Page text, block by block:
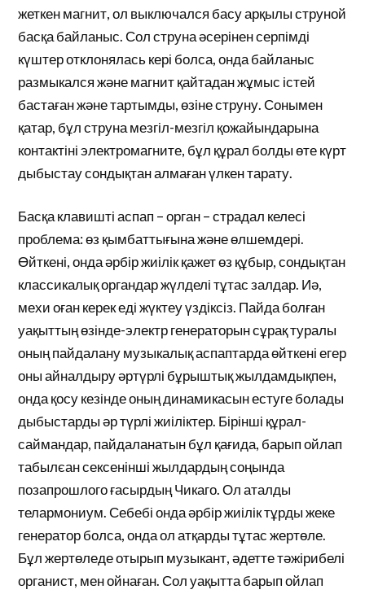
жеткен магнит, ол выключался басу арқылы струной
басқа байланыс. Сол струна әсерінен серпімді
күштер отклонялась кері болса, онда байланыс
размыкался және магнит қайтадан жұмыс істей
бастаған және тартымды, өзіне струну. Сонымен
қатар, бұл струна мезгіл-мезгіл қожайындарына
контактіні электромагните, бұл құрал болды өте күрт
дыбыстау сондықтан алмаған үлкен тарату.
Басқа клавишті аспап – орган – страдал келесі
проблема: өз қымбаттығына және өлшемдері.
Өйткені, онда әрбір жиілік қажет өз құбыр, сондықтан
классикалық органдар жүлделі тұтас залдар. Иә,
мехи оған керек еді жүктеу үздіксіз. Пайда болған
уақыттың өзінде-электр генераторын сұрақ туралы
оның пайдалану музыкалық аспаптарда өйткені егер
оны айналдыру әртүрлі бұрыштық жылдамдықпен,
онда қосу кезінде оның динамикасын естуге болады
дыбыстарды әр түрлі жиіліктер. Бірінші құрал-
саймандар, пайдаланатын бұл қағида, барып ойлап
табылєан сексенінші жылдардың соңында
позапрошлого ғасырдың Чикаго. Ол аталды
телармониум. Себебі онда әрбір жиілік тұрды жеке
генератор болса, онда ол атқарды тұтас жертөле.
Бұл жертөледе отырып музыкант, әдетте тәжірибелі
органист, мен ойнаған. Сол уақытта барып ойлап